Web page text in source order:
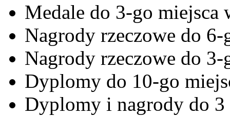
Medale do 3-go miejsca
Nagrody rzeczowe do
Nagrody rzeczowe do
Dyplomy do 10-go
Dyplomy i nagrody do 3